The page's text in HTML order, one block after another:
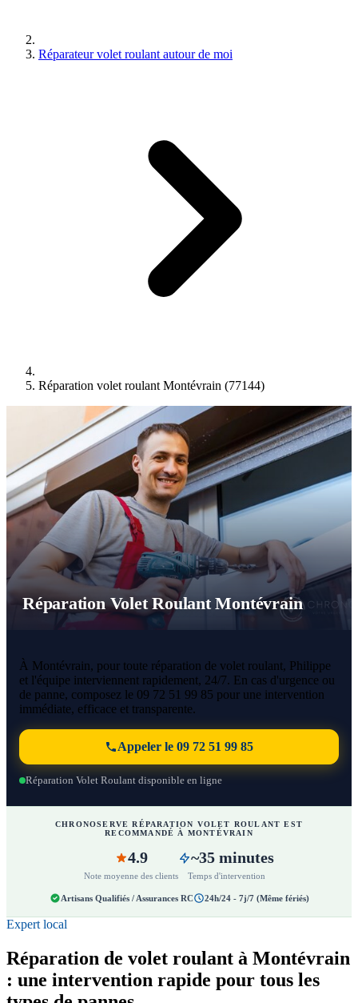
Réparateur volet roulant autour de moi
Réparation volet roulant Montévrain (77144)
Réparation Volet Roulant Montévrain
À Montévrain, pour toute réparation de volet roulant, Philippe
et l'équipe interviennent rapidement, 24/7. En cas d'urgence ou
de panne, composez le 09 72 51 99 85 pour une intervention
immédiate, efficace et transparente.
Appeler le 09 72 51 99 85
Réparation Volet Roulant disponible en ligne
CHRONOSERVE RÉPARATION VOLET ROULANT EST
RECOMMANDÉ À MONTÉVRAIN
4.9
Note moyenne des clients
~35 minutes
Temps d'intervention
Artisans Qualifiés / Assurances RC 24h/24 - 7j/7 (Même fériés)
Expert local
Réparation de volet roulant à Montévrain
: une intervention rapide pour tous les